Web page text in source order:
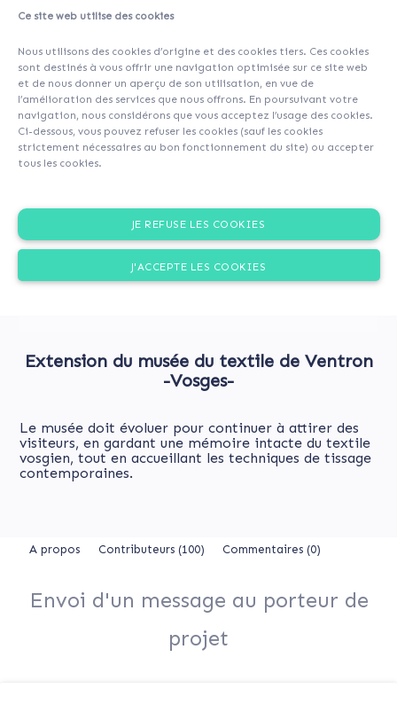
Ce site web utilise des cookies
Nous utilisons des cookies d’origine et des cookies tiers. Ces cookies
sont destinés à vous offrir une navigation optimisée sur ce site web
et de nous donner un aperçu de son utilisation, en vue de
l’amélioration des services que nous offrons. En poursuivant votre
navigation, nous considérons que vous acceptez l’usage des cookies.
Ci-dessous, vous pouvez refuser les cookies (sauf les cookies
strictement nécessaires au bon fonctionnement du site) ou accepter
tous les cookies.
JE REFUSE LES COOKIES
J'ACCEPTE LES COOKIES
Extension du musée du textile de Ventron
-Vosges-
Le musée doit évoluer pour continuer à attirer des
visiteurs, en gardant une mémoire intacte du textile
vosgien, tout en accueillant les techniques de tissage
contemporaines.
A propos Contributeurs (100) Commentaires (0)
Envoi d'un message au porteur de
projet